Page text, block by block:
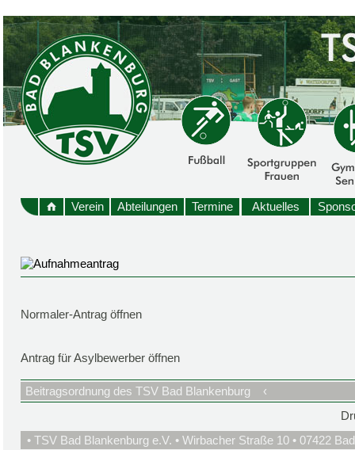
Verein Abteilungen Termine Aktuelles
Normaler-Antrag öffnen
Antrag für Asylbewerber öffnen
Beitragsordnung des TSV Bad Blankenburg
‹
• TSV Bad Blankenburg e.V. • Wirbacher Straße 10 • 07422